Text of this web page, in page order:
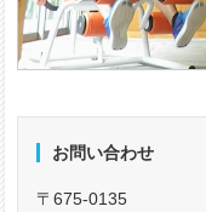
お問い合わせ
〒675-0135